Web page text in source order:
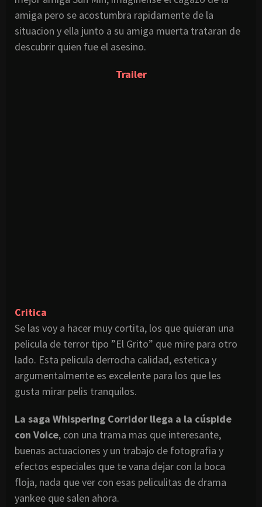
amiga pero se acostumbra rapidamente de la
situacion y ella junto a su amiga muerta trataran de
descubrir quien fue el asesino.
Trailer
Critica
Se las voy a hacer muy cortita, los que quieran una
pelicula de terror tipo ”El Grito” que mire para otro
lado. Esta pelicula derrocha calidad, estetica y
argumentalmente es excelente para los que les
gusta mirar pelis tranquilos.
La saga Whispering Corridor llega a la cúspide
con Voice, con una trama mas que interesante,
buenas actuaciones y un trabajo de fotografia y
efectos especiales que te vana dejar con la boca
floja, nada que ver con esas peliculitas de drama
yankee que salen ahora.